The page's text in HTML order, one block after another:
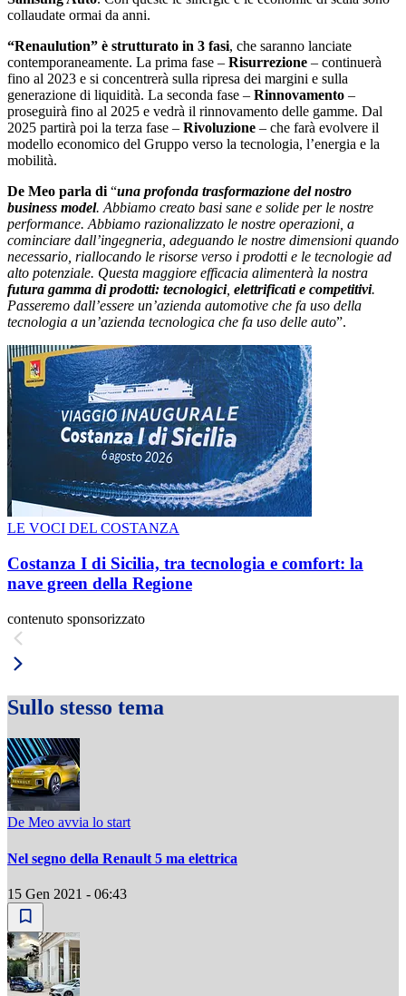
collaudate ormai da anni.
“Renaulution” è strutturato in 3 fasi, che saranno lanciate
contemporaneamente. La prima fase ‒ Risurrezione ‒ continuerà
fino al 2023 e si concentrerà sulla ripresa dei margini e sulla
generazione di liquidità. La seconda fase ‒ Rinnovamento ‒
proseguirà fino al 2025 e vedrà il rinnovamento delle gamme. Dal
2025 partirà poi la terza fase ‒ Rivoluzione ‒ che farà evolvere il
modello economico del Gruppo verso la tecnologia, l’energia e la
mobilità.
De Meo parla di “una profonda trasformazione del nostro
business model. Abbiamo creato basi sane e solide per le nostre
performance. Abbiamo razionalizzato le nostre operazioni, a
cominciare dall’ingegneria, adeguando le nostre dimensioni quando
necessario, riallocando le risorse verso i prodotti e le tecnologie ad
alto potenziale. Questa maggiore efficacia alimenterà la nostra
futura gamma di prodotti: tecnologici, elettrificati e competitivi.
Passeremo dall’essere un’azienda automotive che fa uso della
tecnologia a un’azienda tecnologica che fa uso delle auto”.
LE VOCI DEL COSTANZA
Costanza I di Sicilia, tra tecnologia e comfort: la
nave green della Regione
contenuto sponsorizzato
Sullo stesso tema
De Meo avvia lo start
Nel segno della Renault 5 ma elettrica
15 Gen 2021 - 06:43